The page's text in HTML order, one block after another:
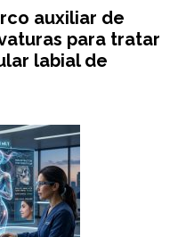
auxiliar de
para tratar
labial de